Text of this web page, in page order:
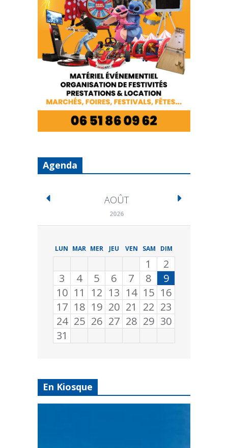
Agenda
AOÛT
2026
LUN MAR MER JEU VEN SAM DIM
1
2
3
4 5 6 7 8
9
10 11 12 13 14 15 16
17 18 19 20 21 22 23
24 25 26 27 28 29 30
31
En Kiosque